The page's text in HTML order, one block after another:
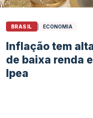
BRASIL ECONOMIA
Inflação tem
de baixa renda
Ipea